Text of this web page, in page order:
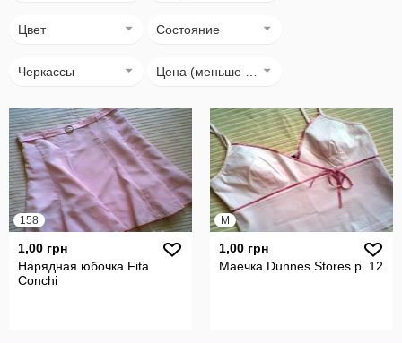
Цвет Состояние
Черкассы
158
1,00 грн
Нарядная юбочка Fita
Conchi
M
1,00 грн
Маечка Dunnes Stores р. 12